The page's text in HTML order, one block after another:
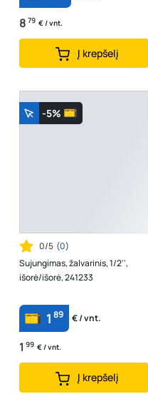
8 79 € / vnt.
Į krepšelį
-5%
0/5 (0)
Sujungimas, žalvarinis, 1/2'',
išorė/išorė, 241233
1 89 € / vnt.
1 99 € / vnt.
Į krepšelį